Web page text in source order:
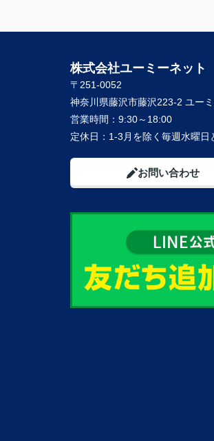
株式会社ユーミーネッ
〒251-0052
神奈川県藤沢市藤沢223-2 ユー
営業時間： 9:30～18:00
定休日： 1-3月を除く毎週水曜日
お問い合わせ